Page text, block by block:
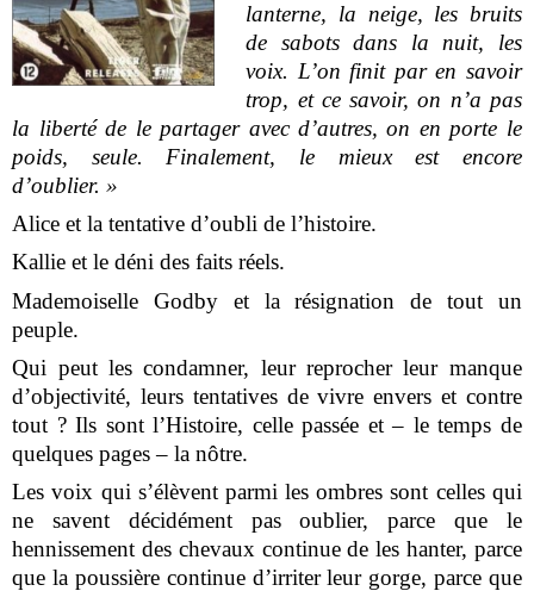
lanterne, la neige, les bruits
de sabots dans la nuit, les
voix. L’on finit par en savoir
trop, et ce savoir, on n’a pas
la liberté de le partager avec d’autres, on en porte le
poids, seule. Finalement, le mieux est encore
d’oublier. »
Alice et la tentative d’oubli de l’histoire.
Kallie et le déni des faits réels.
Mademoiselle Godby et la résignation de tout un
peuple.
Qui peut les condamner, leur reprocher leur manque
d’objectivité, leurs tentatives de vivre envers et contre
tout ? Ils sont l’Histoire, celle passée et – le temps de
quelques pages – la nôtre.
Les voix qui s’élèvent parmi les ombres sont celles qui
ne savent décidément pas oublier, parce que le
hennissement des chevaux continue de les hanter, parce
que la poussière continue d’irriter leur gorge, parce que